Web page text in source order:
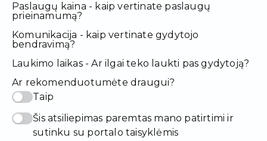
Paslaugų kaina - kaip vertinate paslaugų
prieinamumą?
Komunikacija - kaip vertinate gydytojo
bendravimą?
Laukimo laikas - Ar ilgai teko laukti pas gydytoją?
Ar rekomenduotumėte draugui?
Taip
Šis atsiliepimas paremtas mano patirtimi ir
sutinku su portalo taisyklėmis